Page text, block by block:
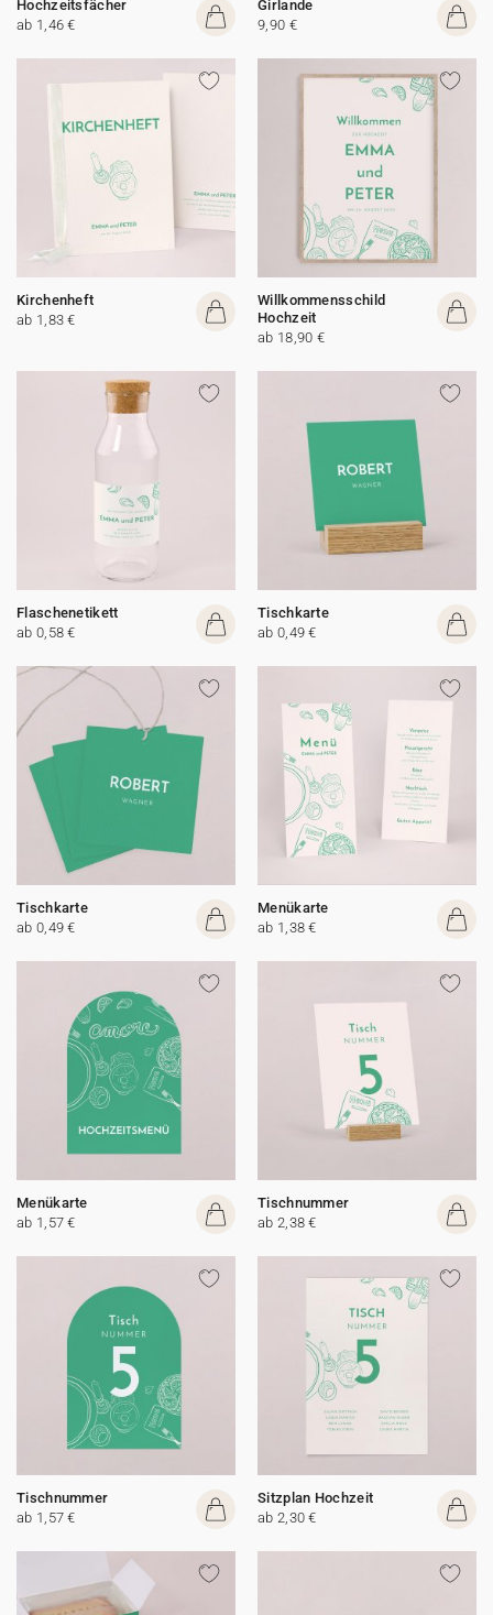
Hochzeitsfächer
ab 1,46 €
Girlande
9,90 €
Kirchenheft
ab 1,83 €
Willkommensschild
Hochzeit
ab 18,90 €
Flaschenetikett
ab 0,58 €
Tischkarte
ab 0,49 €
Tischkarte
ab 0,49 €
Menükarte
ab 1,38 €
Menükarte
ab 1,57 €
Tischnummer
ab 2,38 €
Tischnummer
ab 1,57 €
Sitzplan Hochzeit
ab 2,30 €